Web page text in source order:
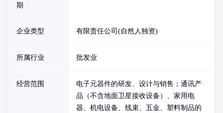
期
企业类型 有限责任公司(自然人独资)
所属行业 批发业
经营范围
电子元器件的研发、设计与销售；通讯产
品（不含地面卫星接收设备）、家用电
器、机电设备、线束、五金、塑料制品的